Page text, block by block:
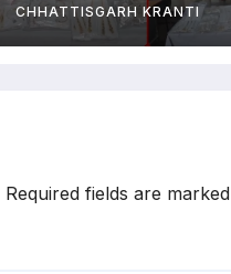
गिरफ्तार…
CHHATTISGARH KRANTI
Required fields are marked